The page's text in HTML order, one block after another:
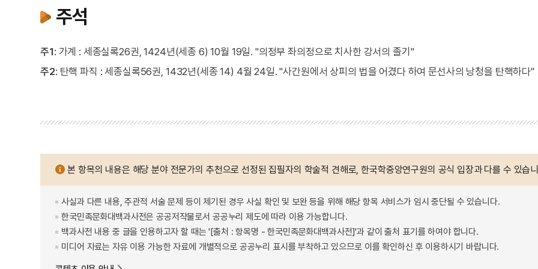
주석
주1: 가계 : 세종실록26권, 1424년(세종 6) 10월 19일. "의정부 좌의정으로 치사한 강서의 졸기"
주2: 탄핵 파직 : 세종실록56권, 1432년(세종 14) 4월 24일. "사간원에서 상피의 법을 어겼다 하여 문선사의 낭청을 탄핵하다"
본 항목의 내용은 해당 분야 전문가의 추천으로 선정된 집필자의 학술적 견해로, 한국학중앙연구원의 공식 입장과 다를 수 있습
사실과 다른 내용, 주관적 서술 문제 등이 제기된 경우 사실 확인 및 보완 등을 위해 해당 항목 서비스가 임시 중단될 수 있습니다.
한국민족문화대백과사전은 공공저작물로서 공공누리 제도에 따라 이용 가능합니다.
백과사전 내용 중 글을 인용하고자 할 때는 '[출처 : 항목명 - 한국민족문화대백과사전]'과 같이 출처 표기를 하여야 합니다.
미디어 자료는 자유 이용 가능한 자료에 개별적으로 공공누리 표시를 부착하고 있으므로 이를 확인하신 후 이용하시기 바랍니다.